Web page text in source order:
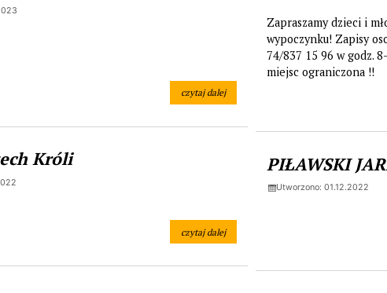
Zapraszamy dzieci i
wypoczynku! Zapisy
74/837 15 96 w godz.
miejsc ograniczona !!
czytaj dalej
na temat: 31 Finał WOŚP-niedziela 29 stycznia-
Króli
czytaj dalej
na temat: Orszak Trzech Króli
PIŁAWSKI
Utworzono: 01.12.2022